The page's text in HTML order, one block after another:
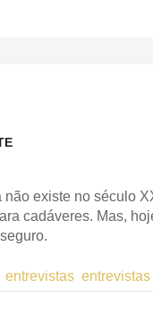
existe no século
cadáveres. Mas,
entrevistas